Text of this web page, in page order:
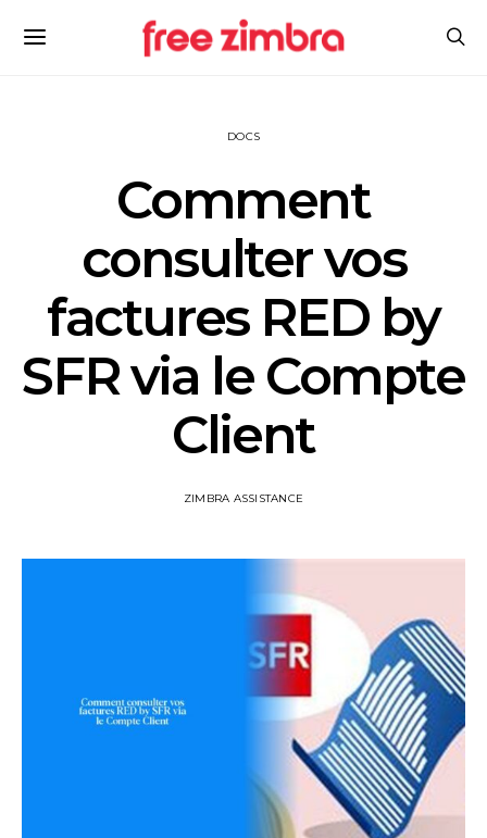
DOCS
Comment
consulter vos
factures RED by
SFR via le Compte
Client
ZIMBRA ASSISTANCE